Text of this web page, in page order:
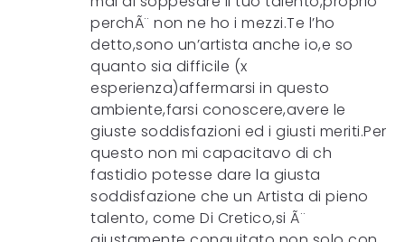
perchÃ¨ non ne ho i mezzi.Te l’ho
detto,sono un’artista anche io,e so
quanto sia difficile (x
esperienza)affermarsi in questo
ambiente,farsi conoscere,avere le
giuste soddisfazioni ed i giusti meriti.Per
questo non mi capacitavo di ch
fastidio potesse dare la giusta
soddisfazione che un Artista di pieno
talento, come Di Cretico,si Ã¨